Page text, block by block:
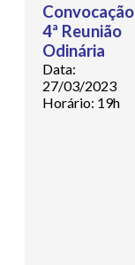
Convocação
4ª Reunião
Odinária
Data:
27/03/2023
Horário: 19h